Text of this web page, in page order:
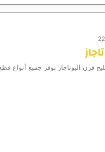
فرن البوتاجاز توفر جميع أنواع